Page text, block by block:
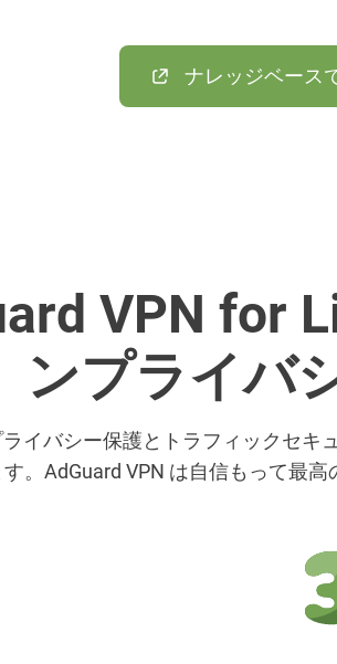
ナレッジベース
VPN for
ンプライバ
イバシー保護とトラフィックセキ
。AdGuard VPN は自信もって最高